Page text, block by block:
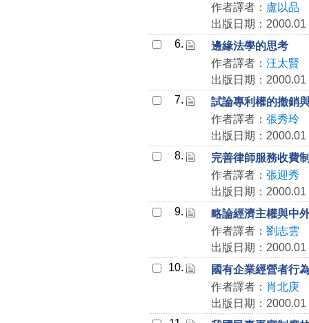
作者譯者： 盧以品
出版日期：2000.01
6.
邊緣法學的思考
作者譯者： 汪太賢
出版日期：2000.01
7.
試論專利權的撤銷
作者譯者： 張秀玲
出版日期：2000.01
8.
完善律師服務收費
作者譯者： 張迎秀
出版日期：2000.01
9.
略論經濟主權與中
作者譯者： 劉志雲
出版日期：2000.01
10.
國有企業經營者行
作者譯者： 肖北庚
出版日期：2000.01